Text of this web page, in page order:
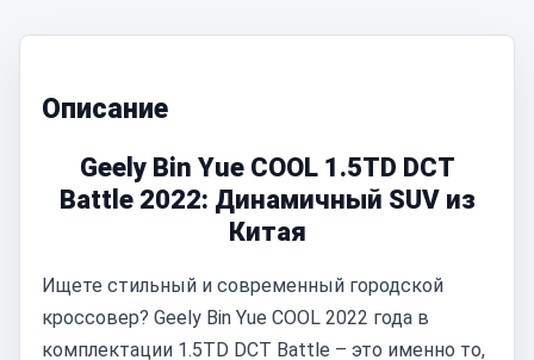
Описание
Geely Bin Yue COOL 1.5TD DCT
Battle 2022: Динамичный SUV из
Китая
Ищете стильный и современный городской
кроссовер? Geely Bin Yue COOL 2022 года в
комплектации 1.5TD DCT Battle – это именно то,